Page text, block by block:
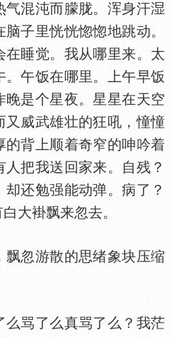
气混沌而朦胧。浑身汗
子里恍恍惚惚地跳动。
睡觉。我从哪里来。太
。午饭在哪里。上午早饭
晚是个星夜。星星在天空
又威武雄壮的狂吼，憧憧
的背上顺着奇窄的呻吟着
把我送回家来。自残？
却还勉强能动弹。病了？
大褂飘来忽去。
忽游散的思绪象块压缩
骂了么真骂了么？我茫